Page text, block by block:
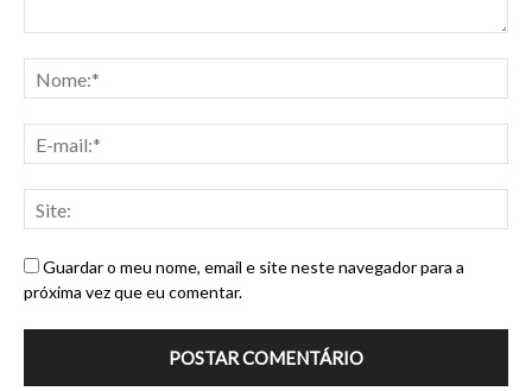
Guardar o meu nome, email e site neste navegador para a
próxima vez que eu comentar.